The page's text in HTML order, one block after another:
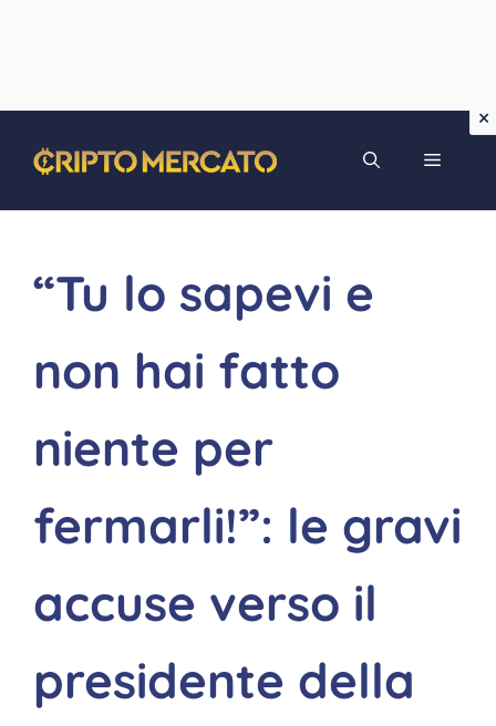
contenuto
MENU
“Tu lo sapevi e
non hai fatto
niente per
fermarli!”: le gravi
accuse verso il
presidente della